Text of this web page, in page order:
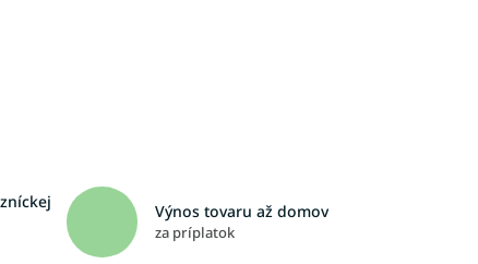
Výnos tovaru až domov
za príplatok